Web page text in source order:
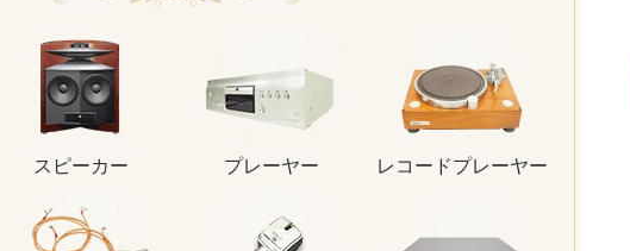
スピーカー プレーヤー レコードプレーヤー